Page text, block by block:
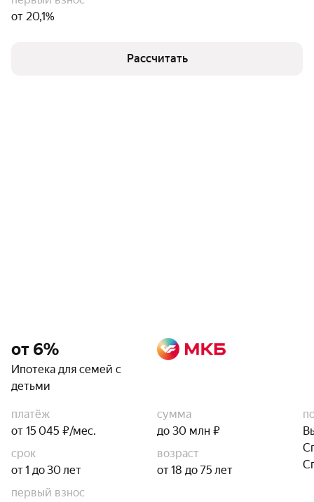
от 20,1%
Рассчитать
от 6%
Ипотека для семей с
детьми
платёж
от 15 045 ₽/мес.
сумма
до 30 млн ₽
срок
от 1 до 30 лет
возраст
от 18 до 75 лет
первый взнос